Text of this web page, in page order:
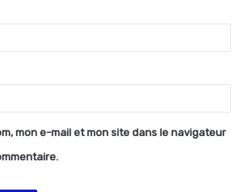
mon e-mail et mon site dans le navigateur